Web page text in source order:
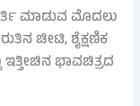
ಮಾಡುವ ಮೊದಲು
ಚೀಟಿ, ಶೈಕ್ಷಣಿಕ
ಭಾವಚಿತ್ರದ